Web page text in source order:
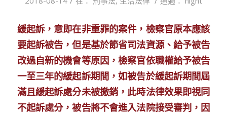
緩起訴，意即在非重罪的案件， 檢察官原本應該
要起訴被告，但是基於節省司法資源、給予被告
改過自新的機會等原因，檢察官依職權給予被告
一至三年的緩起訴期間，如被告於緩起訴期間屆
滿且緩起訴處分未被撤銷，此時法律效果即視同
不起訴處分，被告將不會進入法院接受審判，因